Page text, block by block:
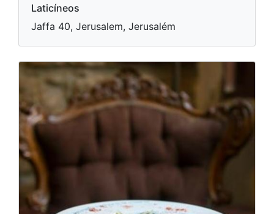
Laticíneos
Jaffa 40, Jerusalem, Jerusalém